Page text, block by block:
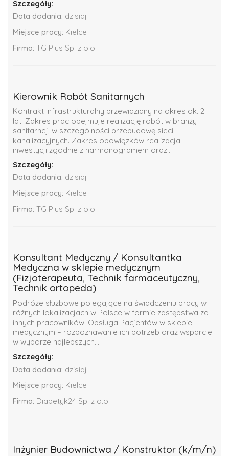
Szczegóły:
Data dodania: dzisiaj
Miejsce pracy: Kielce
Firma: TG Plus Sp. z o.o.
Kierownik Robót Sanitarnych
Kontrakt infrastrukturalny przewidziany na okres ok. 2
lat. Zakres prac obejmuje realizację robót w branży
sanitarnej, w szczególności przebudowę sieci
kanalizacyjnych. Zakres obowiązków realizacja
inwestycji zgodnie z harmonogramem oraz...
Szczegóły:
Data dodania: dzisiaj
Miejsce pracy: Kielce
Firma: TG Plus Sp. z o.o.
Konsultant Medyczny / Konsultantka
Medyczna w sklepie medycznym
(Fizjoterapeuta, Technik farmaceutyczny,
Technik ortopeda)
Podróże służbowe polegające na świadczeniu pracy w
różnych lokalizacjach w Polsce w formie zastępstwa za
innych pracowników. Obsługa Pacjentów w sklepie
medycznym – rozpoznawanie ich potrzeb oraz wsparcie
w wyborze najlepszych...
Szczegóły:
Data dodania: dzisiaj
Miejsce pracy: Kielce
Firma: Diabetyk24 Sp. z o.o.
Inżynier Budownictwa / Konstruktor (k/m/n)